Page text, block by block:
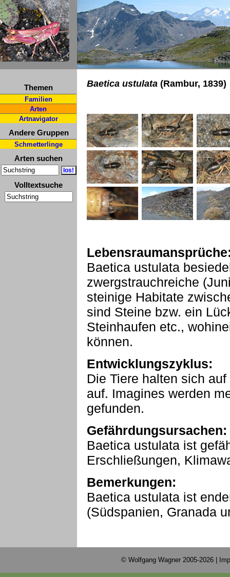
Themen
Familien
Arten
Artnavigator
Andere Gruppen
Schmetterlinge
Arten suchen
Volltextsuche
Baetica ustulata (Rambur, 1839)
Baetica ustulata
zwergstrauchreiche
steinige Habitate
sind Steine bzw. ein
Steinhaufen etc.,
können.
Entwicklungszyklus:
Die Tiere halten sich
auf. Imagines werden
gefunden.
Gefährdungsursachen:
Baetica ustulata ist
Erschließungen,
Bemerkungen:
Baetica ustulata ist
(Südspanien, Granada
© Wolfgang Wagner 2005-2026 |